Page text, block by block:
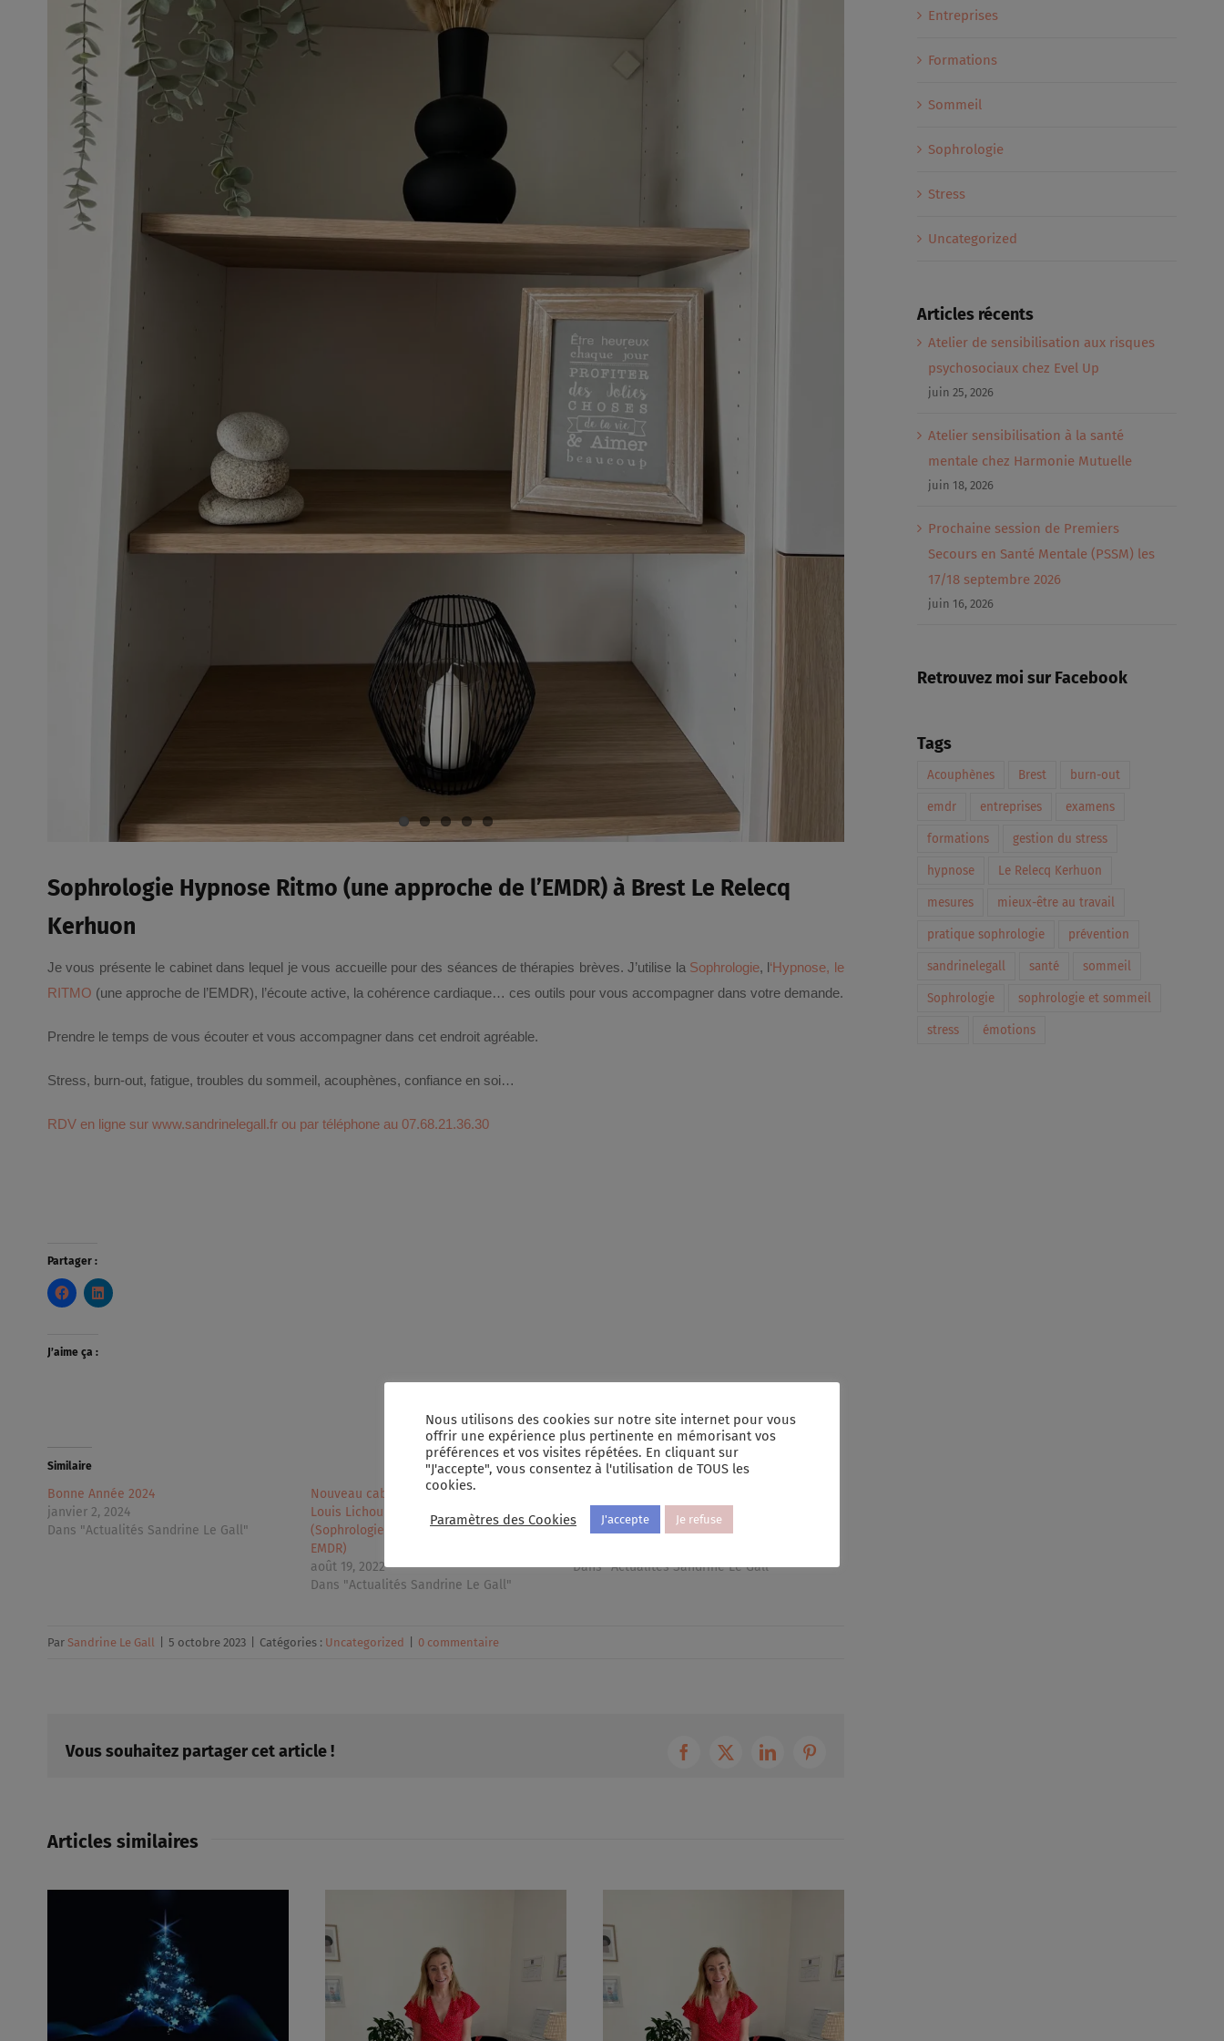
Sophrologie Hypnose Ritmo (une approche de l’EMDR) à Brest Le Relecq
Kerhuon
Je vous présente le cabinet dans lequel je vous accueille pour des séances de thérapies brèves. J’utilise la Sophrologie, l‘Hypnose, le
RITMO (une approche de l’EMDR), l’écoute active, la cohérence cardiaque… ces outils pour vous accompagner dans votre demande.
Prendre le temps de vous écouter et vous accompagner dans cet endroit agréable.
Stress, burn-out, fatigue, troubles du sommeil, acouphènes, confiance en soi…
RDV en ligne sur www.sandrinelegall.fr ou par téléphone au 07.68.21.36.30
Partager :
J’aime ça :
Similaire
Bonne Année 2024
janvier 2, 2024
Dans "Actualités Sandrine Le Gall"
Nouveau cabinet au Pôle Santé 2 rue
Louis Lichou Le Relecq Kerhuon
(Sophrologie Hypnose RITMO approche
EMDR)
août 19, 2022
Dans "Actualités Sandrine Le Gall"
Sophrologie Hypnose RITMO (approche
EMDR)
Dans "Actualités Sandrine Le Gall"
Par Sandrine Le Gall 5 octobre 2023 Catégories : Uncategorized 0 commentaire
Vous souhaitez partager cet article ! Facebook
X LinkedInPinterest
Articles similaires
Entreprises
Formations
Sommeil
Sophrologie
Stress
Uncategorized
Articles récents
Atelier de sensibilisation aux risques
psychosociaux chez Evel Up
juin 25, 2026
Atelier sensibilisation à la santé
mentale chez Harmonie Mutuelle
juin 18, 2026
Prochaine session de Premiers
Secours en Santé Mentale (PSSM) les
17/18 septembre 2026
juin 16, 2026
Retrouvez moi sur Facebook
Tags
Acouphènes Brest burn-out
emdr entreprises examens
formations gestion du stress
hypnose Le Relecq Kerhuon
mesures mieux-être au travail
pratique sophrologie prévention
sandrinelegall santé sommeil
Sophrologie sophrologie et sommeil
stress émotions
Nous utilisons des cookies sur notre site internet pour vous
offrir une expérience plus pertinente en mémorisant vos
préférences et vos visites répétées. En cliquant sur
"J'accepte", vous consentez à l'utilisation de TOUS les
cookies.
Paramètres des Cookies J'accepte Je refuse